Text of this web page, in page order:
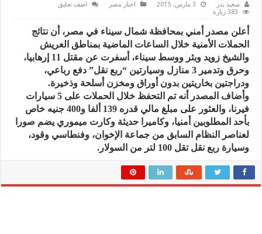
سعيد بدر 3 مارس، 2015 اخبار مصر
اضف تعليق
383 زيارة
أعلن مصدر أمني بمحافظة شمال سيناء في مصر، أن نتائج
الحملات الأمنية خلال الساعات الماضية بمناطق العريش
والشيخ زويد وبئر ووسط سيناء، أسفرت عن مقتل 11 إرهابيا،
وحرق وتدمير 3 منازل وسيارتين “ربع نقل” دفع رباعي،
ودراجتين بخاريتين بدون أوراق ومخزن أسلحة وذخيرة.
وأضاف المصدر أنه تم التحفظ خلال الحملات على 5 سيارات
فيرنا، والعثور على مبلغ مالي قدره 139 ألفا و400 جنيه خاص
بأحد المطلوبين أمنيا، وكاميرا حديثة وكارت ميموري يضم صورا
لعناصر النظام السابق من جماعة الإخوان، وفنطاسي وقود،
وسيارة ربع نقل تقل 100 لتر من السولار.